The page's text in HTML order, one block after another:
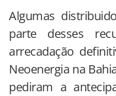
Algumas
parte desses
arrecadação
Neoenergia na
pediram a